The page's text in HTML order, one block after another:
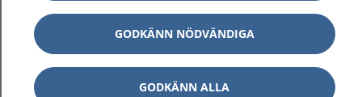
Hantering av kakor
Inställningar för kakor
GODKÄNN NÖDVÄNDIGA
GODKÄNN ALLA